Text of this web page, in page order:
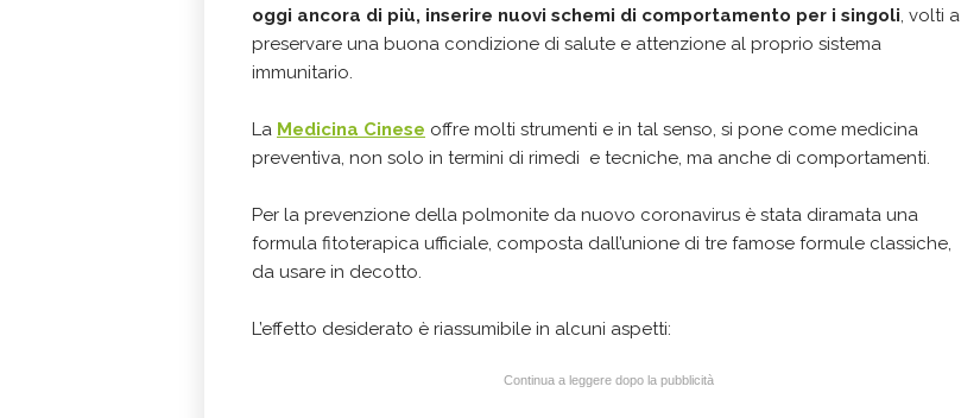
oggi ancora di più, inserire nuovi schemi di comportamento per i singoli, volti a
preservare una buona condizione di salute e attenzione al proprio sistema
immunitario.
La Medicina Cinese offre molti strumenti e in tal senso, si pone come medicina
preventiva, non solo in termini di rimedi e tecniche, ma anche di comportamenti.
Per la prevenzione della polmonite da nuovo coronavirus è stata diramata una
formula fitoterapica ufficiale, composta dall’unione di tre famose formule classiche,
da usare in decotto.
L’effetto desiderato è riassumibile in alcuni aspetti:
Continua a leggere dopo la pubblicità